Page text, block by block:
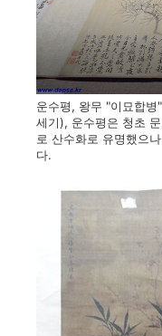
운수평, 왕무 "이묘합
세기), 운수평은 청초
로 산수화로 유명했으
다.